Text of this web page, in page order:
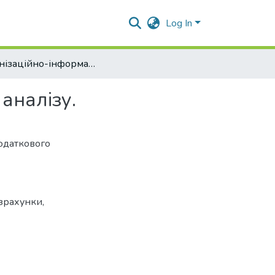
Log In
Організаційно-інформаційна модель податкового аналізу.
,